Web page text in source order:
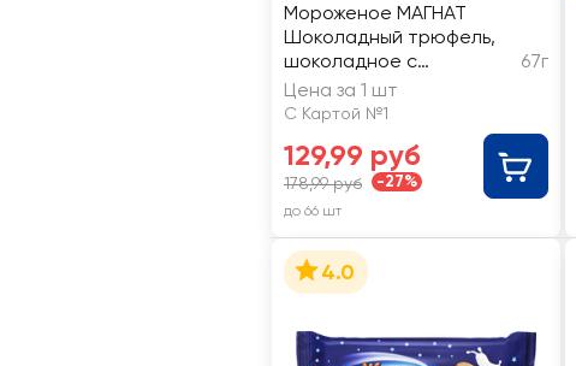
Мороженое МАГНАТ
Шоколадный трюфель,
шоколадное с
шоколадным
наполнителем и
бисквитом 8%, без змж,
эскимо
67г
Цена за 1 шт
С Картой №1
129,99 руб
178,99 руб -27%
до 66 шт
4.0